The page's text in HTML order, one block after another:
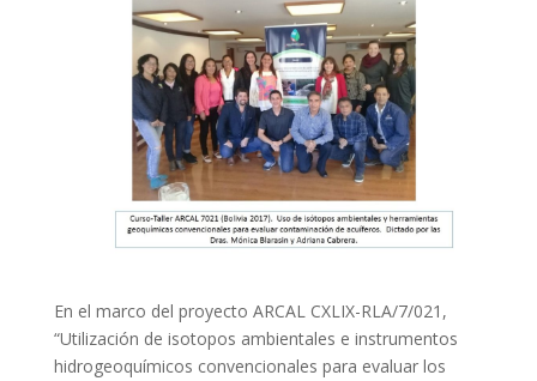
En el marco del proyecto ARCAL CXLIX-RLA/7/021,
“Utilización de isotopos ambientales e instrumentos
hidrogeoquímicos convencionales para evaluar los